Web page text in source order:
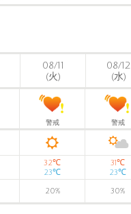
08/11
(火)
08/12
(水)
警戒 警戒
32℃
23℃
31℃
23℃
20% 30%